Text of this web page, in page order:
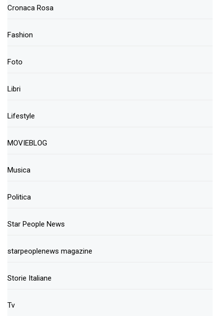
Cronaca Rosa
Fashion
Foto
Libri
Lifestyle
MOVIEBLOG
Musica
Politica
Star People News
starpeoplenews magazine
Storie Italiane
Tv